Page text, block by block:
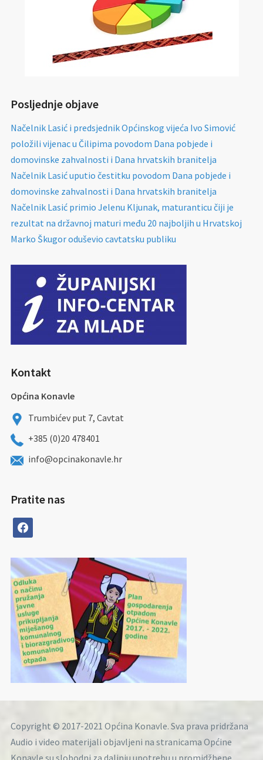
Posljednje objave
Načelnik Lasić i predsjednik Općinskog vijeća Ivo Simović
položili vijenac u Čilipima povodom Dana pobjede i
domovinske zahvalnosti i Dana hrvatskih branitelja
Načelnik Lasić uputio čestitku povodom Dana pobjede i
domovinske zahvalnosti i Dana hrvatskih branitelja
Načelnik Lasić primio Jelenu Kljunak, maturanticu čiji je
rezultat na državnoj maturi među 20 najboljih u Hrvatskoj
Marko Škugor oduševio cavtatsku publiku
Kontakt
Općina Konavle
Trumbićev put 7, Cavtat
+385 (0)20 478401
info@opcinakonavle.hr
Pratite nas
facebook
Copyright © 2017-2021 Općina Konavle. Sva prava pridržana
Audio i video materijali objavljeni na stranicama Općine